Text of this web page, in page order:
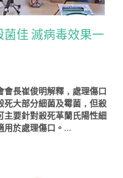
佳 滅病毒效果一
會長崔俊明解釋，處理傷口
死大部分細菌及霉菌，但殺
要針對殺死革蘭氏陽性細
用於處理傷口。...